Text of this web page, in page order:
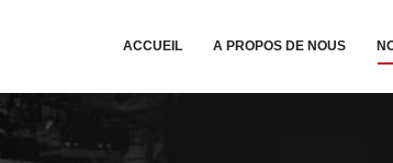
ACCUEIL A PROPOS DE NOUS